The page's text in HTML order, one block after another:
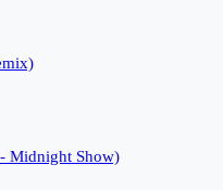
Midnight Show)